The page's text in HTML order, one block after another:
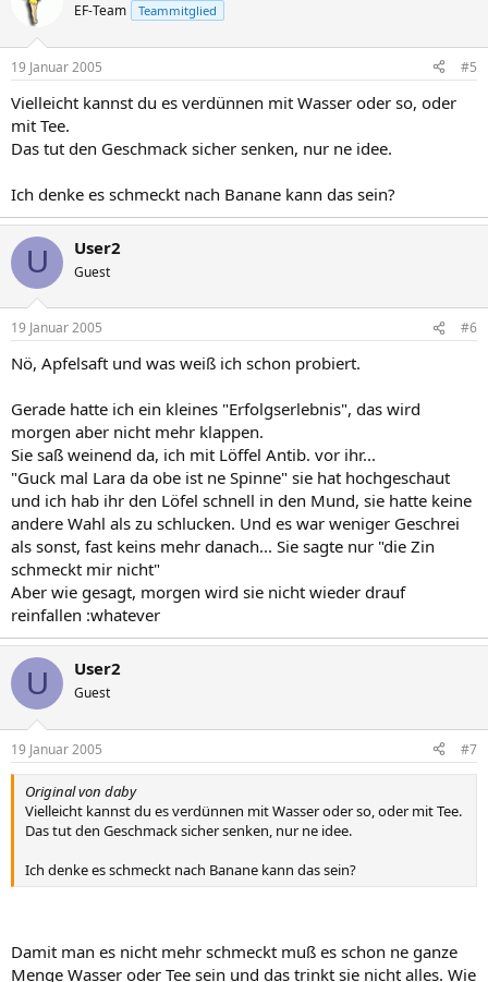
EF-Team Teammitglied
19 Januar 2005 #5
Vielleicht kannst du es verdünnen mit Wasser oder so, oder
mit Tee.
Das tut den Geschmack sicher senken, nur ne idee.
Ich denke es schmeckt nach Banane kann das sein?
U User2
Guest
19 Januar 2005 #6
Nö, Apfelsaft und was weiß ich schon probiert.
Gerade hatte ich ein kleines "Erfolgserlebnis", das wird
morgen aber nicht mehr klappen.
Sie saß weinend da, ich mit Löffel Antib. vor ihr...
"Guck mal Lara da obe ist ne Spinne" sie hat hochgeschaut
und ich hab ihr den Löfel schnell in den Mund, sie hatte keine
andere Wahl als zu schlucken. Und es war weniger Geschrei
als sonst, fast keins mehr danach... Sie sagte nur "die Zin
schmeckt mir nicht"
Aber wie gesagt, morgen wird sie nicht wieder drauf
reinfallen :whatever
U User2
Guest
19 Januar 2005 #7
Original von daby
Vielleicht kannst du es verdünnen mit Wasser oder so, oder mit Tee.
Das tut den Geschmack sicher senken, nur ne idee.
Ich denke es schmeckt nach Banane kann das sein?
Damit man es nicht mehr schmeckt muß es schon ne ganze
Menge Wasser oder Tee sein und das trinkt sie nicht alles. Wie